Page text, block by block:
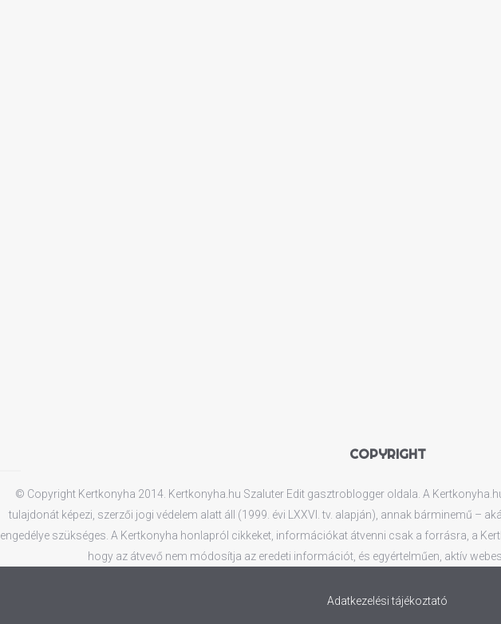
COPYRIGHT
© Copyright Kertkonyha 2014. Kertkonyha.hu Szaluter Edit gasztroblogger oldala. A
tulajdonát képezi, szerzői jogi védelem alatt áll (1999. évi LXXVI. tv. alapján), annak bárminemű –
engedélye szükséges. A Kertkonyha honlapról cikkeket, információkat átvenni csak a forrásra, a
hogy az átvevő nem módosítja az eredeti információt, és egyértelműen, aktív
Adatkezelési tájékoztató